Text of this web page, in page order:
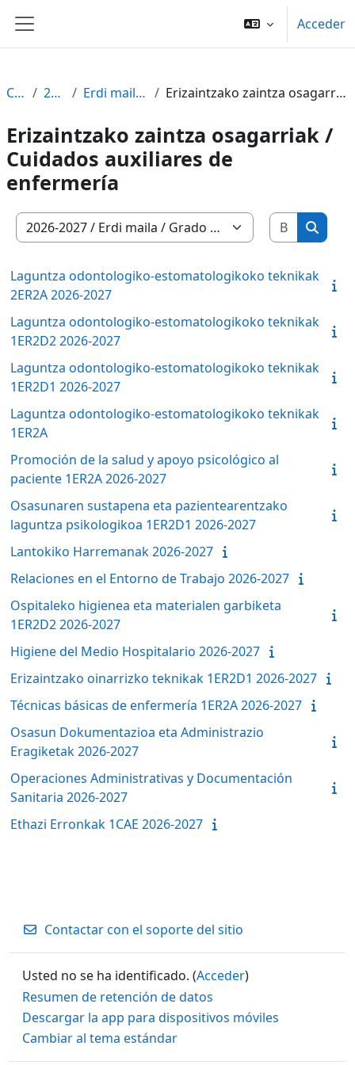
Panel lateral
Acceder
Cursos 2026-2027 Erdi maila / Grado medio Erizaintzako zaintza osagarriak / Cuidados auxiliares de enfermería
Erizaintzako zaintza osagarriak /
Cuidados auxiliares de
enfermería
Categorías
Buscar
Laguntza odontologiko-estomatologikoko teknikak
2ER2A 2026-2027
Laguntza odontologiko-estomatologikoko teknikak
1ER2D2 2026-2027
Laguntza odontologiko-estomatologikoko teknikak
1ER2D1 2026-2027
Laguntza odontologiko-estomatologikoko teknikak
1ER2A
Promoción de la salud y apoyo psicológico al
paciente 1ER2A 2026-2027
Osasunaren sustapena eta pazientearentzako
laguntza psikologikoa 1ER2D1 2026-2027
Lantokiko Harremanak 2026-2027
Relaciones en el Entorno de Trabajo 2026-2027
Ospitaleko higienea eta materialen garbiketa
1ER2D2 2026-2027
Higiene del Medio Hospitalario 2026-2027
Erizaintzako oinarrizko teknikak 1ER2D1 2026-2027
Técnicas básicas de enfermería 1ER2A 2026-2027
Osasun Dokumentazioa eta Administrazio
Eragiketak 2026-2027
Operaciones Administrativas y Documentación
Sanitaria 2026-2027
Ethazi Erronkak 1CAE 2026-2027
Contactar con el soporte del sitio
Usted no se ha identificado. (Acceder)
Resumen de retención de datos
Descargar la app para dispositivos móviles
Cambiar al tema estándar